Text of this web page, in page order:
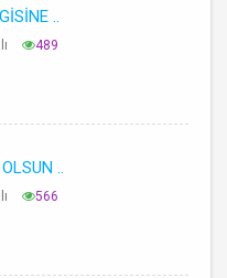
..
489
..
566